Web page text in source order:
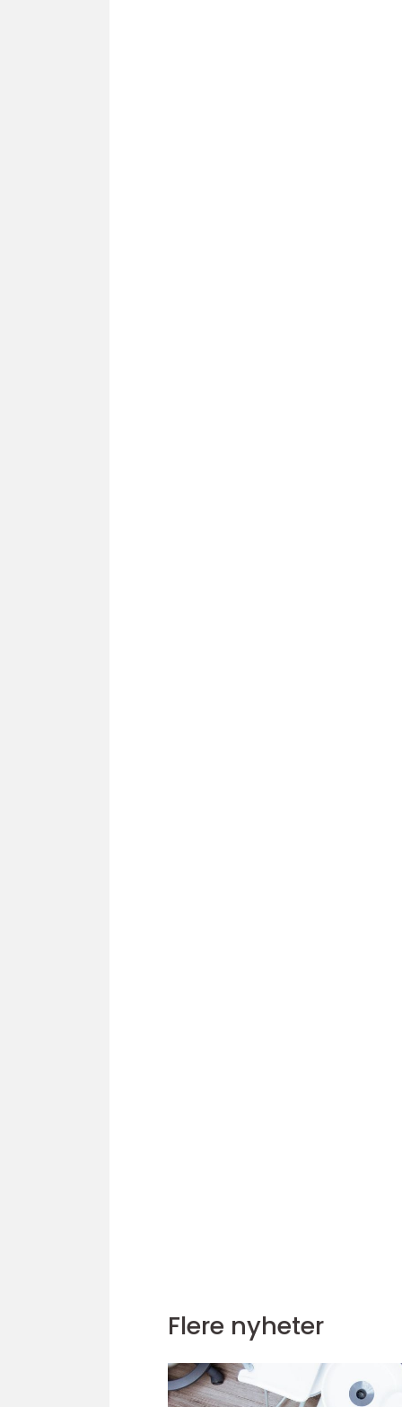
Flere nyheter